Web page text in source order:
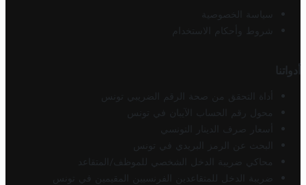
سياسة الخصوصية
شروط وأحكام الاستخدام
أدواتنا
أداة التحقق من صحة الرقم الضريبي تونس
محول رقم الحساب الآيبان في تونس
أسعار صرف الدينار التونسي
البحث عن الرمز البريدي في تونس
محاكي ضريبة الدخل الشخصي للموظف/المتقاعد
ضريبة الدخل للمتقاعدين الفرنسيين المقيمين في تونس